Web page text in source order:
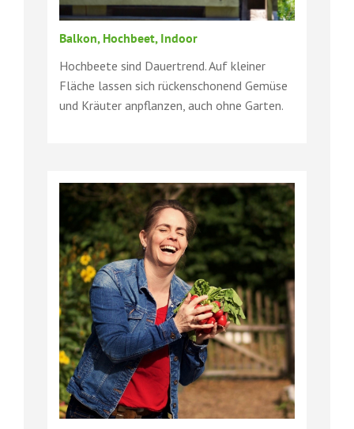
Balkon, Hochbeet, Indoor
Hochbeete sind Dauertrend. Auf kleiner
Fläche lassen sich rückenschonend Gemüse
und Kräuter anpflanzen, auch ohne Garten.